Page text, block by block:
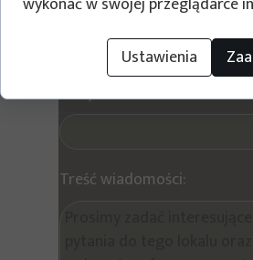
Twoje imię i nazwisko
Twój e-mail:
Treść wiadomości:
Ustawienia